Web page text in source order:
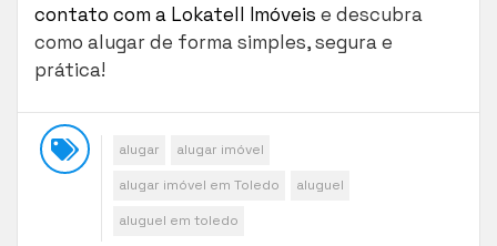
contato com a Lokatell Imóveis e descubra
como alugar de forma simples, segura e
prática!
alugar
alugar imóvel
alugar imóvel em Toledo
aluguel
aluguel em toledo